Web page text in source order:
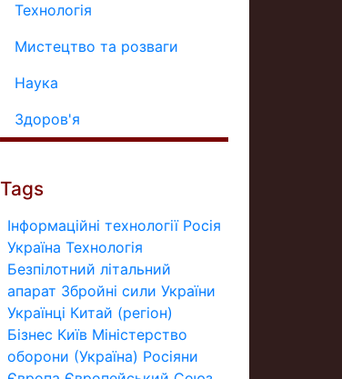
Технологія
Мистецтво та розваги
Наука
Здоров'я
Tags
Інформаційні технології Росія
Україна Технологія
Безпілотний літальний
апарат Збройні сили України
Українці Китай (регіон)
Бізнес Київ Міністерство
оборони (Україна) Росіяни